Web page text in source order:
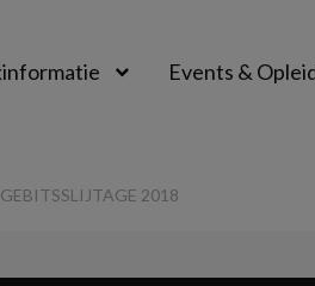
Events &
2018